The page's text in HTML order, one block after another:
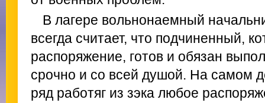
В лагере вольнонаемный
всегда считает, что подчиненный,
распоряжение, готов и обязан
срочно и со всей душой. На самом
ряд работяг из зэка любое